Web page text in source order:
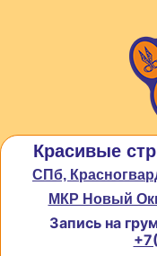
Красивые
СПб,
МКР Новый
Запись на